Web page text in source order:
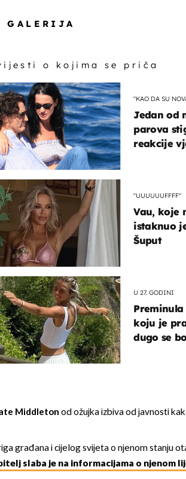
GALERIJA
o kojima se priča
"KAO DA SU
Jedan od
parova
reakcije
"UUUUUUFFFF"
Vau, koje
istaknuo
Šuput
U 27. GODINI
koju je
dugo se
Middleton od ožujka izbiva od javnosti
građana i cijelog svijeta o njenom stanju
slaba je na informacijama o njenom